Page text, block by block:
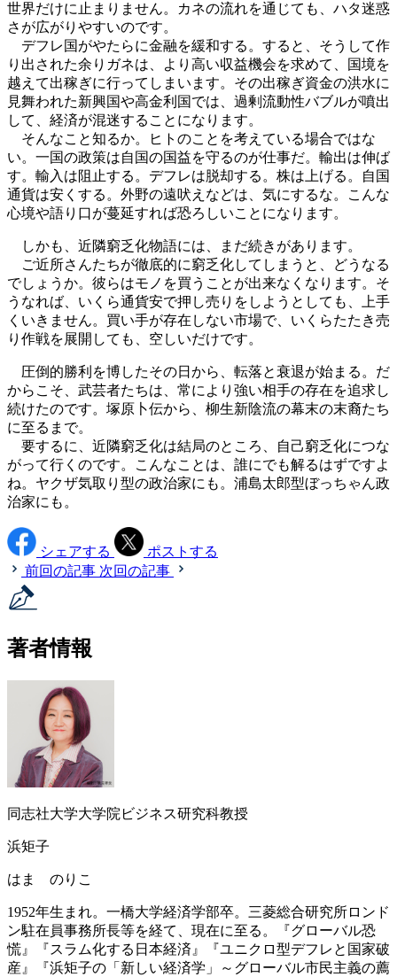
世界だけに止まりません。カネの流れを通じても、ハタ迷惑
さが広がりやすいのです。
デフレ国がやたらに金融を緩和する。すると、そうして作
り出された余りガネは、より高い収益機会を求めて、国境を
越えて出稼ぎに行ってしまいます。その出稼ぎ資金の洪水に
見舞われた新興国や高金利国では、過剰流動性バブルが噴出
して、経済が混迷することになります。
そんなこと知るか。ヒトのことを考えている場合ではな
い。一国の政策は自国の国益を守るのが仕事だ。輸出は伸ば
す。輸入は阻止する。デフレは脱却する。株は上げる。自国
通貨は安くする。外野の遠吠えなどは、気にするな。こんな
心境や語り口が蔓延すれば恐ろしいことになります。
しかも、近隣窮乏化物語には、まだ続きがあります。
ご近所さんたちが徹底的に窮乏化してしまうと、どうなる
でしょうか。彼らはモノを買うことが出来なくなります。そ
うなれば、いくら通貨安で押し売りをしようとしても、上手
くいきません。買い手が存在しない市場で、いくらたたき売
り作戦を展開しても、空しいだけです。
圧倒的勝利を博したその日から、転落と衰退が始まる。だ
からこそ、武芸者たちは、常により強い相手の存在を追求し
続けたのです。塚原卜伝から、柳生新陰流の幕末の末裔たち
に至るまで。
要するに、近隣窮乏化は結局のところ、自己窮乏化につな
がって行くのです。こんなことは、誰にでも解るはずですよ
ね。ヤクザ気取り型の政治家にも。浦島太郎型ぼっちゃん政
治家にも。
シェアする
ポストする
前回の記事 次回の記事
著者情報
同志社大学大学院ビジネス研究科教授
浜矩子
はま のりこ
1952年生まれ。一橋大学経済学部卒。三菱総合研究所ロンド
ン駐在員事務所長等を経て、現在に至る。『グローバル恐
慌』『スラム化する日本経済』『ユニクロ型デフレと国家破
産』『浜矩子の「新しい経済学」～グローバル市民主義の薦